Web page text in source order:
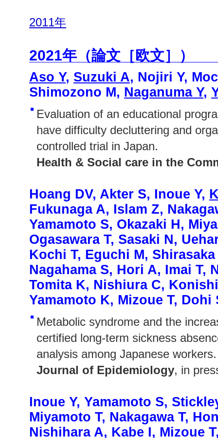
2011年
2021年（論文［欧文］）
Aso Y, Suzuki A, Nojiri Y,
Shimozono M, Naganuma Y,
Evaluation of an educational
have difficulty decluttering and
controlled trial in Japan.
Health & Social care in the
Hoang DV, Akter S, Inoue Y,
Fukunaga A, Islam Z,
Yamamoto S, Okazaki H,
Ogasawara T, Sasaki N,
Kochi T, Eguchi M,
Nagahama S, Hori A, Imai T,
Tomita K, Nishiura C,
Yamamoto K, Mizoue T, Dohi
Metabolic syndrome and the
certified long-term sickness
analysis among Japanese workers.
Journal of Epidemiology, in
Inoue Y, Yamamoto S,
Miyamoto T, Nakagawa T,
Nishihara A, Kabe I, Mizoue